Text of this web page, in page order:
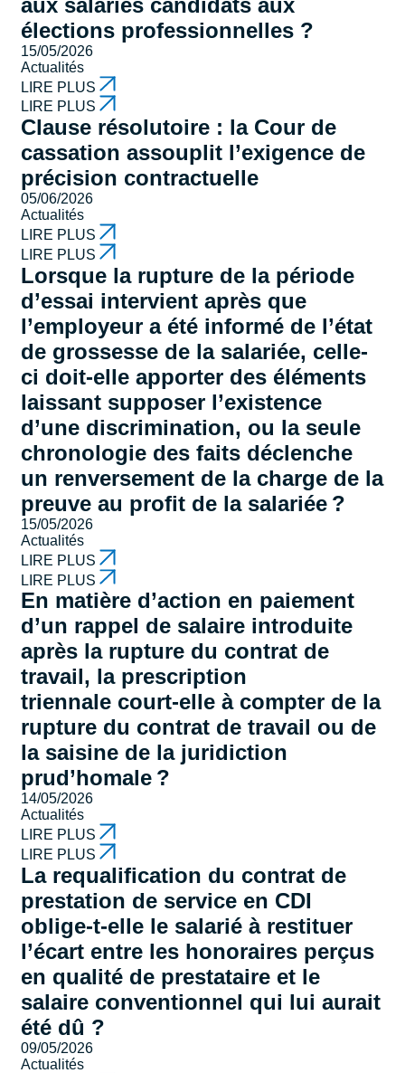
élections professionnelles ?
15/05/2026
Actualités
LIRE PLUS
LIRE PLUS
Clause résolutoire : la Cour de
cassation assouplit l’exigence de
précision contractuelle
05/06/2026
Actualités
LIRE PLUS
LIRE PLUS
Lorsque la rupture de la période
d’essai intervient après que
l’employeur a été informé de l’état
de grossesse de la salariée, celle-
ci doit-elle apporter des éléments
laissant supposer l’existence
d’une discrimination, ou la seule
chronologie des faits déclenche
un renversement de la charge de la
preuve au profit de la salariée ?
15/05/2026
Actualités
LIRE PLUS
LIRE PLUS
En matière d’action en paiement
d’un rappel de salaire introduite
après la rupture du contrat de
travail, la prescription
triennale court-elle à compter de la
rupture du contrat de travail ou de
la saisine de la juridiction
prud’homale ?
14/05/2026
Actualités
LIRE PLUS
LIRE PLUS
La requalification du contrat de
prestation de service en CDI
oblige-t-elle le salarié à restituer
l’écart entre les honoraires perçus
en qualité de prestataire et le
salaire conventionnel qui lui aurait
été dû ?
09/05/2026
Actualités